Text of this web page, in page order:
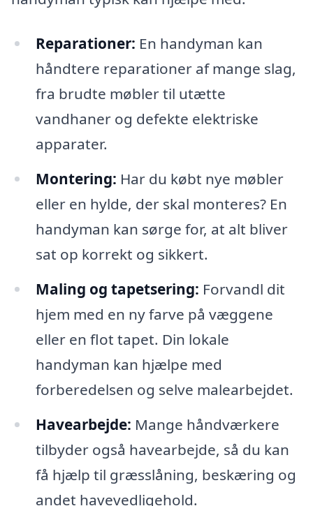
Reparationer: En handyman kan
håndtere reparationer af mange slag,
fra brudte møbler til utætte
vandhaner og defekte elektriske
apparater.
Montering: Har du købt nye møbler
eller en hylde, der skal monteres? En
handyman kan sørge for, at alt bliver
sat op korrekt og sikkert.
Maling og tapetsering: Forvandl dit
hjem med en ny farve på væggene
eller en flot tapet. Din lokale
handyman kan hjælpe med
forberedelsen og selve malearbejdet.
Havearbejde: Mange håndværkere
tilbyder også havearbejde, så du kan
få hjælp til græsslåning, beskæring og
andet havevedligehold.